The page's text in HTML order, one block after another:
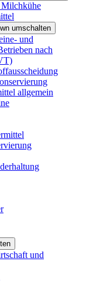
Milchkühe
umschalten
und
nach
allgemein
und